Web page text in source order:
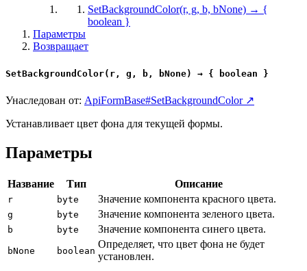
SetBackgroundColor(r, g, b, bNone) → {
boolean }
Параметры
Возвращает
SetBackgroundColor(r, g, b, bNone) → { boolean }
Унаследован от: ApiFormBase#SetBackgroundColor ↗
Устанавливает цвет фона для текущей формы.
Параметры
Название Тип Описание
r byte Значение компонента красного цвета.
g byte Значение компонента зеленого цвета.
b byte Значение компонента синего цвета.
bNone boolean
Определяет, что цвет фона не будет
установлен.